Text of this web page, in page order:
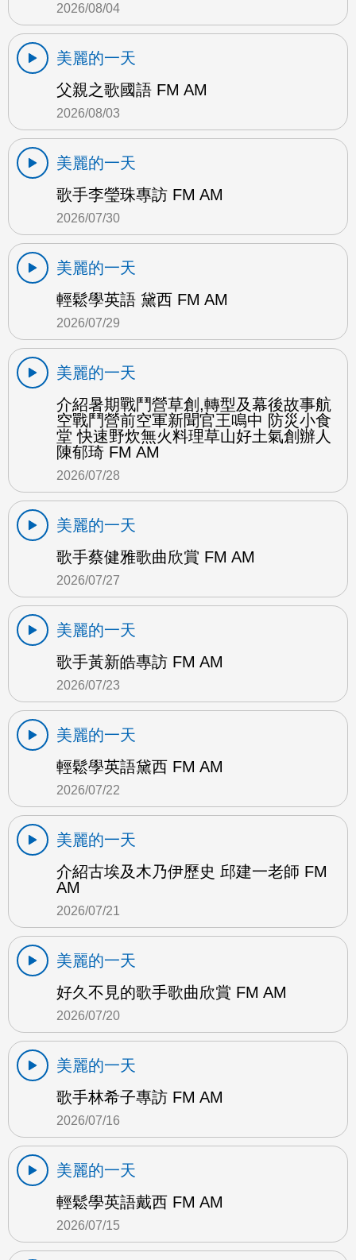
2026/08/04
美麗的一天
父親之歌國語 FM AM
2026/08/03
美麗的一天
歌手李瑩珠專訪 FM AM
2026/07/30
美麗的一天
輕鬆學英語 黛西 FM AM
2026/07/29
美麗的一天
介紹暑期戰鬥營草創,轉型及幕後故事航
空戰鬥營前空軍新聞官王鳴中 防災小食
堂 快速野炊無火料理草山好土氣創辦人
陳郁琦 FM AM
2026/07/28
美麗的一天
歌手蔡健雅歌曲欣賞 FM AM
2026/07/27
美麗的一天
歌手黃新皓專訪 FM AM
2026/07/23
美麗的一天
輕鬆學英語黛西 FM AM
2026/07/22
美麗的一天
介紹古埃及木乃伊歷史 邱建一老師 FM
AM
2026/07/21
美麗的一天
好久不見的歌手歌曲欣賞 FM AM
2026/07/20
美麗的一天
歌手林希子專訪 FM AM
2026/07/16
美麗的一天
輕鬆學英語戴西 FM AM
2026/07/15